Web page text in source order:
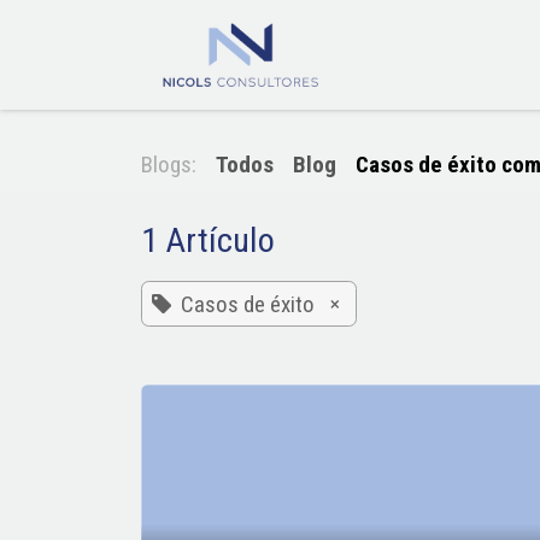
Blogs: Todos Blog Casos de éxito
1 Artículo
Casos de éxito ×